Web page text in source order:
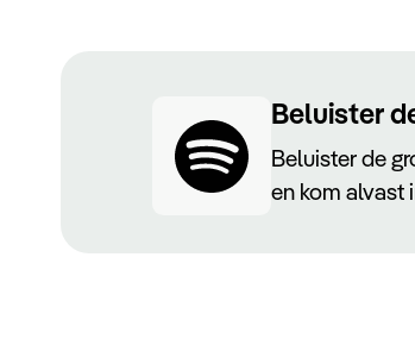
Beluister
Beluister de
en kom alvast